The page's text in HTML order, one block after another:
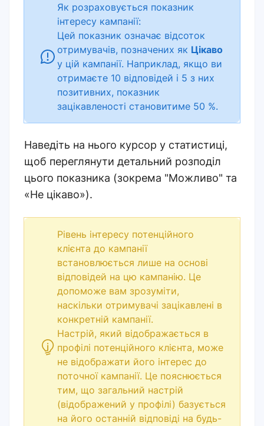
Як розраховується показник
інтересу кампанії:
Цей показник означає відсоток
отримувачів, позначених як Цікаво
у цій кампанії. Наприклад, якщо ви
отримаєте 10 відповідей і 5 з них
позитивних, показник
зацікавленості становитиме 50 %.
Наведіть на нього курсор у статистиці,
щоб переглянути детальний розподіл
цього показника (зокрема "Можливо" та
«Не цікаво»).
Рівень інтересу потенційного
клієнта до кампанії
встановлюється лише на основі
відповідей на цю кампанію. Це
допоможе вам зрозуміти,
наскільки отримувачі зацікавлені в
конкретній кампанії.
Настрій, який відображається в
профілі потенційного клієнта, може
не відображати його інтерес до
поточної кампанії. Це пояснюється
тим, що загальний настрій
(відображений у профілі) базується
на його останній відповіді на будь-